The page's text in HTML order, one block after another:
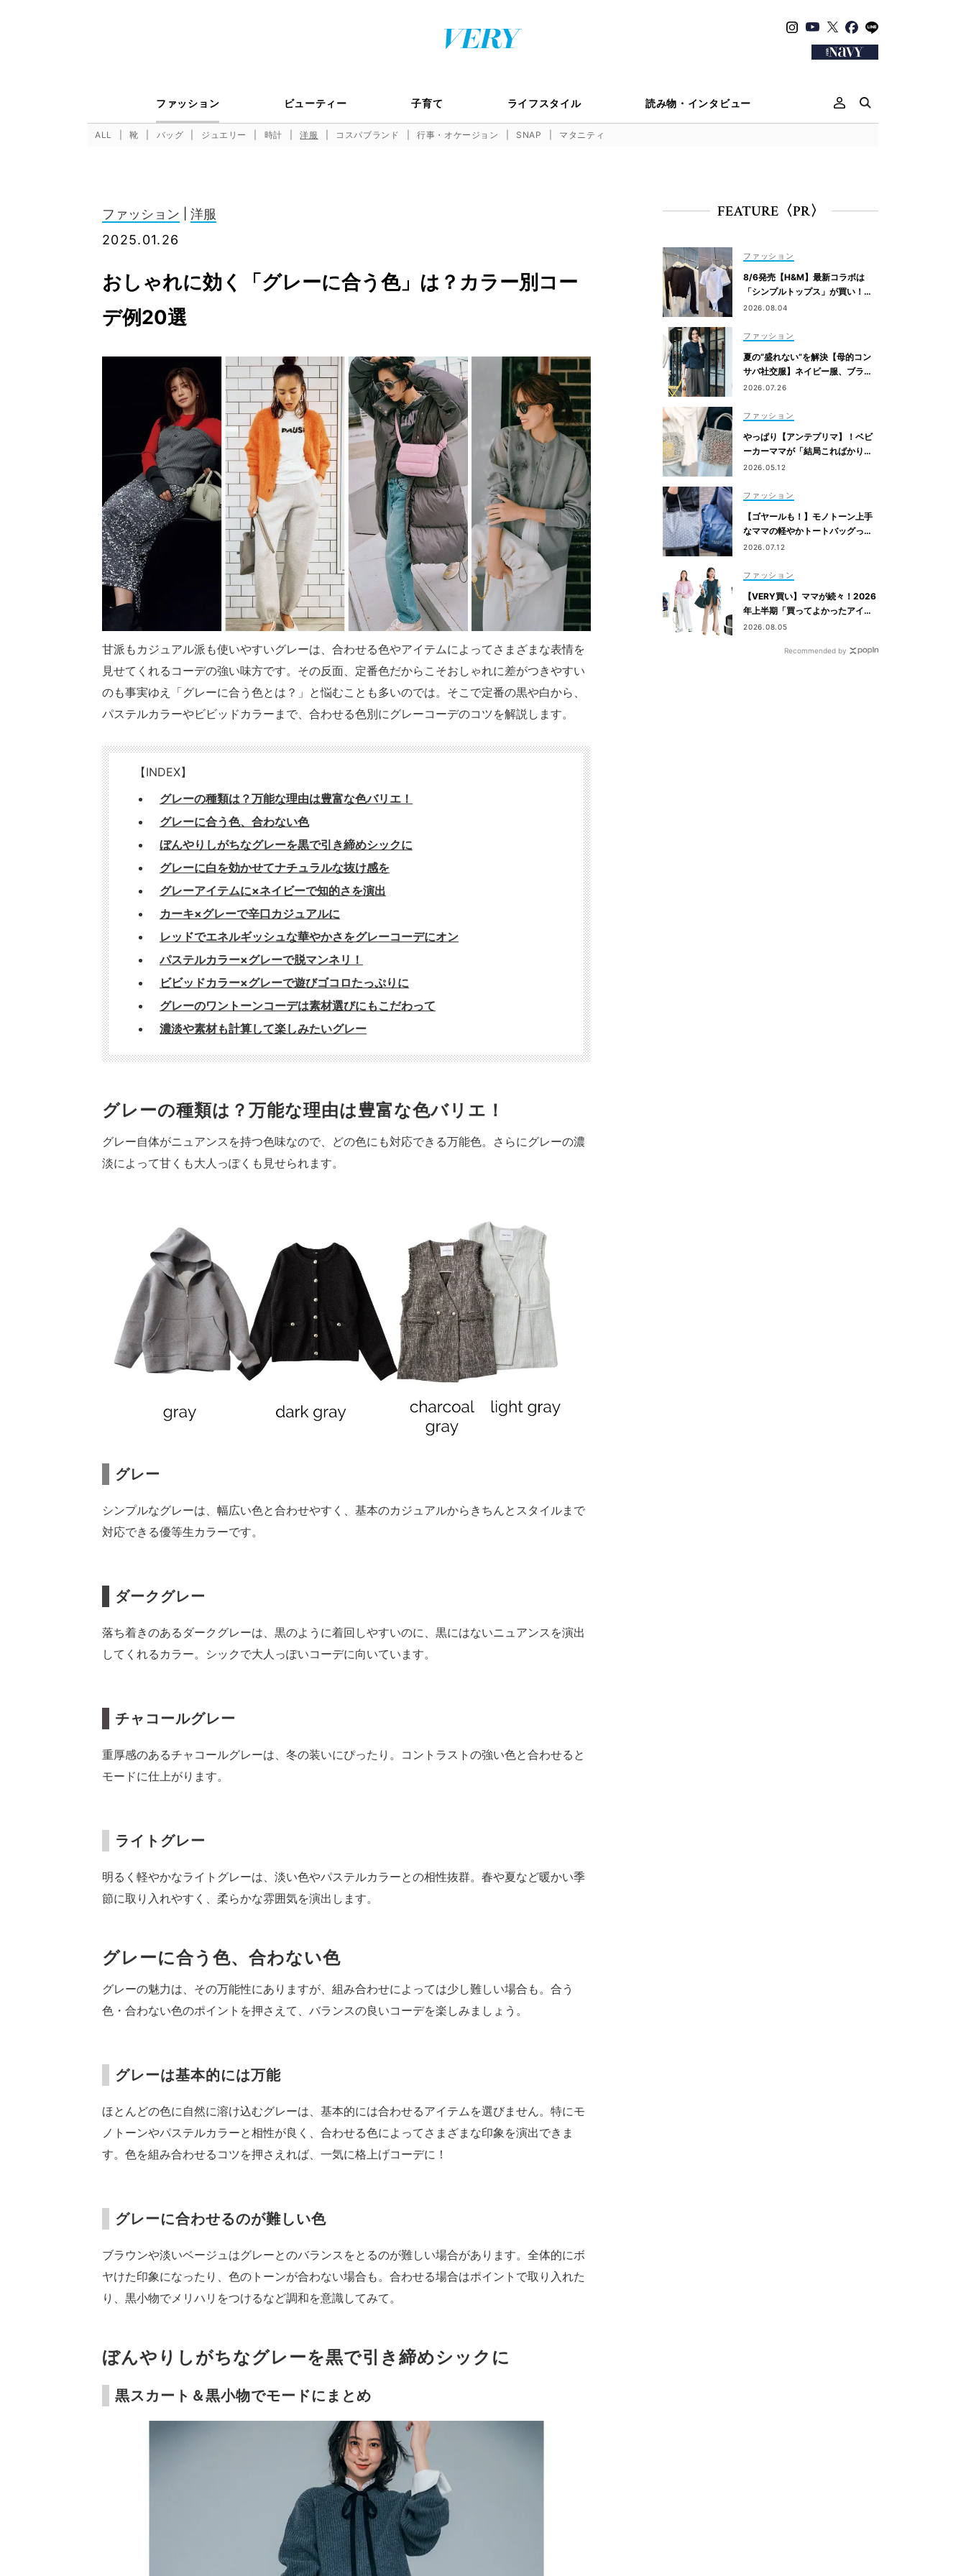
ファッション ビューティー 子育て ライフスタイル 読み物・インタビュー
ALL 靴 バッグ ジュエリー 時計 洋服 コスパブランド 行事・オケージョン SNAP マタニティ
ファッション
洋服
2025.01.26
おしゃれに効く「グレーに合う色」は？カラー別コー
デ例20選
甘派もカジュアル派も使いやすいグレーは、合わせる色やアイテムによってさまざまな表情を
見せてくれるコーデの強い味方です。その反面、定番色だからこそおしゃれに差がつきやすい
のも事実ゆえ「グレーに合う色とは？」と悩むことも多いのでは。そこで定番の黒や白から、
パステルカラーやビビッドカラーまで、合わせる色別にグレーコーデのコツを解説します。
【INDEX】
グレーの種類は？万能な理由は豊富な色バリエ！
グレーに合う色、合わない色
ぼんやりしがちなグレーを黒で引き締めシックに
グレーに白を効かせてナチュラルな抜け感を
グレーアイテムに×ネイビーで知的さを演出
カーキ×グレーで辛口カジュアルに
レッドでエネルギッシュな華やかさをグレーコーデにオン
パステルカラー×グレーで脱マンネリ！
ビビッドカラー×グレーで遊びゴコロたっぷりに
グレーのワントーンコーデは素材選びにもこだわって
濃淡や素材も計算して楽しみたいグレー
グレーの種類は？万能な理由は豊富な色バリエ！
グレー自体がニュアンスを持つ色味なので、どの色にも対応できる万能色。さらにグレーの濃
淡によって甘くも大人っぽくも見せられます。
グレー
シンプルなグレーは、幅広い色と合わせやすく、基本のカジュアルからきちんとスタイルまで
対応できる優等生カラーです。
ダークグレー
落ち着きのあるダークグレーは、黒のように着回しやすいのに、黒にはないニュアンスを演出
してくれるカラー。シックで大人っぽいコーデに向いています。
チャコールグレー
重厚感のあるチャコールグレーは、冬の装いにぴったり。コントラストの強い色と合わせると
モードに仕上がります。
ライトグレー
明るく軽やかなライトグレーは、淡い色やパステルカラーとの相性抜群。春や夏など暖かい季
節に取り入れやすく、柔らかな雰囲気を演出します。
グレーに合う色、合わない色
グレーの魅力は、その万能性にありますが、組み合わせによっては少し難しい場合も。合う
色・合わない色のポイントを押さえて、バランスの良いコーデを楽しみましょう。
グレーは基本的には万能
ほとんどの色に自然に溶け込むグレーは、基本的には合わせるアイテムを選びません。特にモ
ノトーンやパステルカラーと相性が良く、合わせる色によってさまざまな印象を演出できま
す。色を組み合わせるコツを押さえれば、一気に格上げコーデに！
グレーに合わせるのが難しい色
ブラウンや淡いベージュはグレーとのバランスをとるのが難しい場合があります。全体的にボ
ヤけた印象になったり、色のトーンが合わない場合も。合わせる場合はポイントで取り入れた
り、黒小物でメリハリをつけるなど調和を意識してみて。
ぼんやりしがちなグレーを黒で引き締めシックに
黒スカート＆黒小物でモードにまとめ
FEATURE〈PR〉
ファッション
8/6発売【H&M】最新コラボは
「シンプルトップス」が買い！黒
パンツ合わせも即サマ見え
2026.08.04
ファッション
夏の“盛れない”を解決【母的コン
サバ社交服】ネイビー服、ブラウ
ス、セットアップetc.
2026.07.26
ファッション
やっぱり【アンテプリマ】！ベビ
ーカーママが「結局こればかり持
ってしまう」納得の理由
2026.05.12
ファッション
【ゴヤールも！】モノトーン上手
なママの軽やかトートバッグっ
て？
2026.07.12
ファッション
【VERY買い】ママが続々！2026
年上半期「買ってよかったアイテ
ム」を発表
2026.08.05
Recommended by